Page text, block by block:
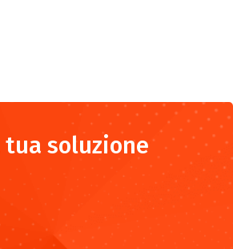
soluzione